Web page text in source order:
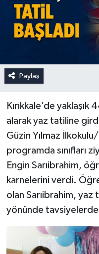
Paylaş
Kırıkkale’de
alarak yaz tatiline
Güzin Yılmaz
programda sınıfları
Engin Sarıibrahim,
karnelerini verdi.
olan Sarıibrahim,
yönünde